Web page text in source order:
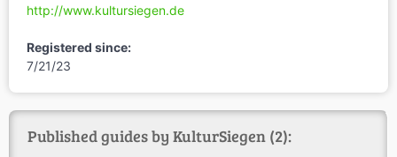
http://www.kultursiegen.de
Registered since:
7/21/23
Published guides by KulturSiegen (2):